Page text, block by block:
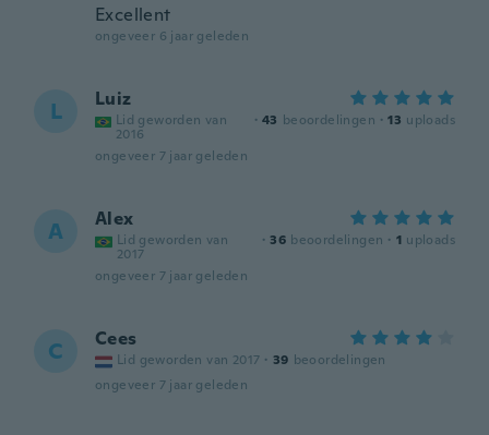
Excellent
ongeveer 6 jaar geleden
L Luiz
Lid geworden van
2016
· 43 beoordelingen · 13 uploads
ongeveer 7 jaar geleden
A Alex
Lid geworden van
2017
· 36 beoordelingen · 1 uploads
ongeveer 7 jaar geleden
C Cees
Lid geworden van 2017 · 39 beoordelingen
ongeveer 7 jaar geleden